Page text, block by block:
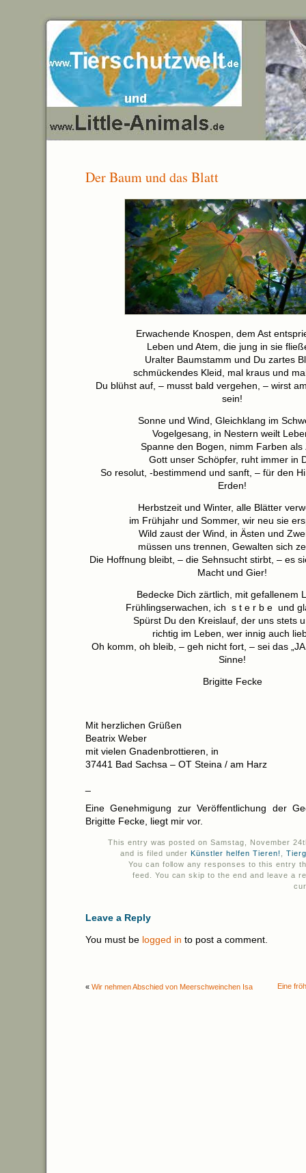
Der Baum und das Blatt
Erwachende Knospen, dem Ast
Leben und Atem, die jung in sie
Uralter Baumstamm und Du zartes
schmückendes Kleid, mal kraus und
Du blühst auf, – musst bald vergehen, – wirst
sein!
Sonne und Wind, Gleichklang im
Vogelgesang, in Nestern weilt
Spanne den Bogen, nimm Farben als
Gott unser Schöpfer, ruht immer in
So resolut, -bestimmend und sanft, – für den
Erden!
Herbstzeit und Winter, alle Blätter
im Frühjahr und Sommer, wir neu sie
Wild zaust der Wind, in Ästen und
müssen uns trennen, Gewalten sich
Die Hoffnung bleibt, – die Sehnsucht stirbt, – es
Macht und Gier!
Bedecke Dich zärtlich, mit gefallenem
Frühlingserwachen, ich s t e r b e und
Spürst Du den Kreislauf, der uns stets
richtig im Leben, wer innig auch
Oh komm, oh bleib, – geh nicht fort, – sei das
Sinne!
Brigitte Fecke
Mit herzlichen Grüßen
Beatrix Weber
mit vielen Gnadenbrottieren, in
37441 Bad Sachsa – OT Steina / am Harz
Eine Genehmigung zur Veröffentlichung der
Brigitte Fecke, liegt mir vor.
This entry was posted on Samstag, November
and is filed underKünstler helfen Tieren! ,
You can follow any responses to this entry
feed. You can skip to the end and leave a
Leave a Reply
You must be logged in to post a comment.
« Wir nehmen Abschied von Meerschweinchen Isa Eine